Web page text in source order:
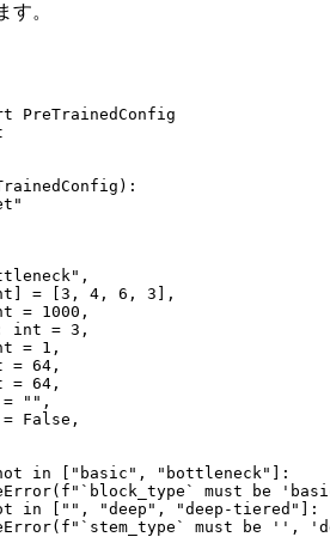
す。
):
,
] = [3 , 4 , 6 , 3 ],
= 1000 ,
int = 3 ,
= 1 ,
= 64 ,
= 64 ,
= "" ,
= False ,
in [ "basic" , "bottleneck" ]:
f"`block_type` must be
in [ "" , "deep" , "deep-tiered" ]:
f"`stem_type` must be '',